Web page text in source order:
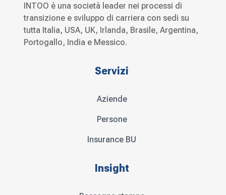
INTOO è una società leader nei processi di
transizione e sviluppo di carriera con sedi su
tutta Italia, USA, UK, Irlanda, Brasile, Argentina,
Portogallo, India e Messico.
Servizi
Aziende
Persone
Insurance BU
Insight